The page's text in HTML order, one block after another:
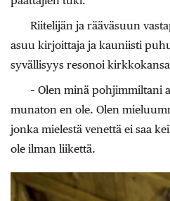
Riitelijän ja rääväsuun
asuu kirjoittaja ja kauniisti
syvällisyys resonoi
– Olen minä pohjimmiltani
munaton en ole. Olen
jonka mielestä venettä ei saa
ole ilman liikettä.